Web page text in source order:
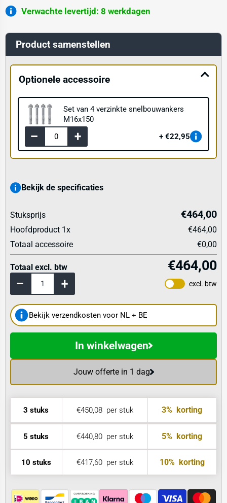
Verwachte levertijd: 8 werkdagen
Product samenstellen
Optionele accessoire
Set van 4 verzinkte snelbouwankers
M16x150
€22,95
Bekijk de specificaties
excl. btw
Stuksprijs €464,00
Hoofdproduct 1x
€464,00
Totaal accessoire
€0,00
Totaal excl. btw €464,00
Bekijk verzendkosten voor NL + BE
Jouw offerte in 1 dag
In winkelwagen
3 stuks €450,08per stuk 3% korting
5 stuks €440,80per stuk 5% korting
10 stuks €417,60per stuk 10%korting